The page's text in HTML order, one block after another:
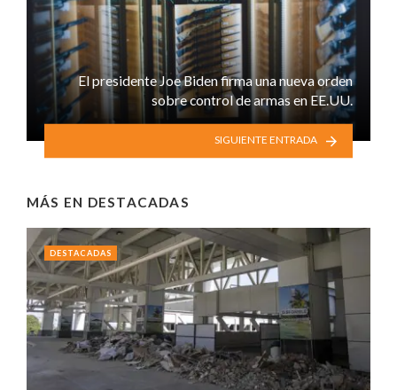
El presidente Joe Biden firma una nueva orden
sobre control de armas en EE.UU.
SIGUIENTE ENTRADA
MÁS EN DESTACADAS
DESTACADAS